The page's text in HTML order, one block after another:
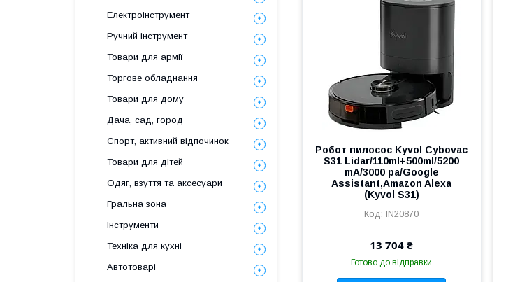
Робот пилосос Kyvol Cybovac
S31 Lidar/110ml+500ml/5200
mA/3000 pa/Google
Assistant,Amazon Alexa
(Kyvol S31)
IN20870
13 704 ₴
Готово до відправки
Електроінструмент
Ручний інструмент
Товари для армії
Торгове обладнання
Товари для дому
Дача, сад, город
Спорт, активний відпочинок
Товари для дітей
Одяг, взуття та аксесуари
Гральна зона
Інструменти
Техніка для кухні
Автотоварі